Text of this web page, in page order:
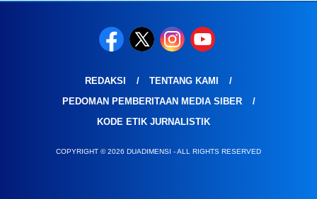
REDAKSI
TENTANG KAMI
PEDOMAN PEMBERITAAN MEDIA SIBER
KODE ETIK JURNALISTIK
COPYRIGHT © 2026 DUADIMENSI - ALL RIGHTS RESERVED